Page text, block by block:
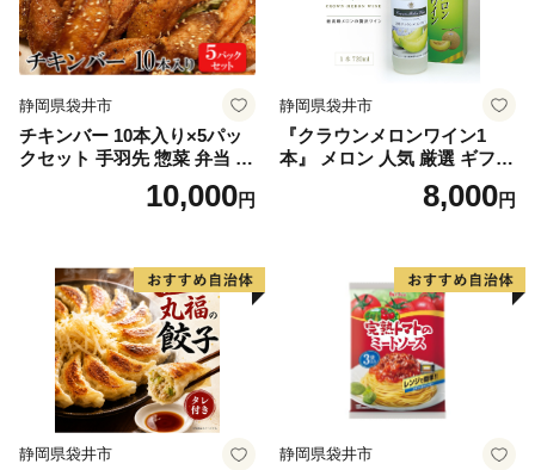
静岡県袋井市
チキンバー 10本入り×5パッ
クセット 手羽先 惣菜 弁当 お
かず お酒 おつまみ ギフト キ
ャンプ アウトドア キャンプ
10,000円
静岡県袋井市
『クラウンメロンワイン1
本』 メロン 人気 厳選 ギフト
贈り物 お祝い 袋井市 お酒 酒
8,000円
静岡県袋井市 静岡県袋井市